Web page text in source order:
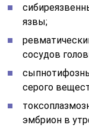
язвы;
сосудов
серого
эмбрион в